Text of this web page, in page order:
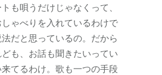
も唄うだけじゃなくって、
ゃべりを入れているわけで
だと思っているの。だから
も、お話も聞きたいってい
てるわけ。歌も一つの手段